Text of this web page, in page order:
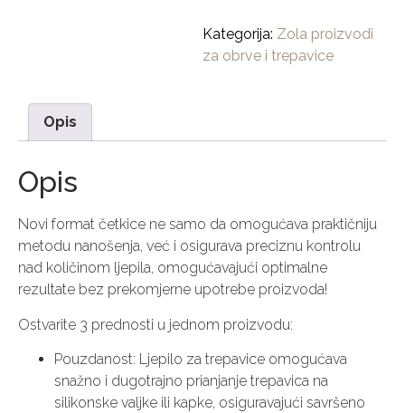
Kategorija: Zola proizvodi
za obrve i trepavice
Opis
Opis
Novi format četkice ne samo da omogućava praktičniju
metodu nanošenja, već i osigurava preciznu kontrolu
nad količinom ljepila, omogućavajući optimalne
rezultate bez prekomjerne upotrebe proizvoda!
Ostvarite 3 prednosti u jednom proizvodu:
Pouzdanost: Ljepilo za trepavice omogućava
snažno i dugotrajno prianjanje trepavica na
silikonske valjke ili kapke, osiguravajući savršeno